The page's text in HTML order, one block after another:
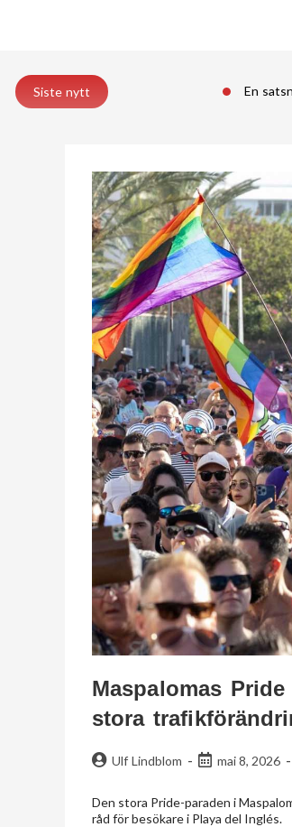
Siste nytt En
Maspalomas
stora
Ulf Lindblom mai 8, 2026
Den stora Pride-paraden i
råd för besökare i Playa del Inglés.